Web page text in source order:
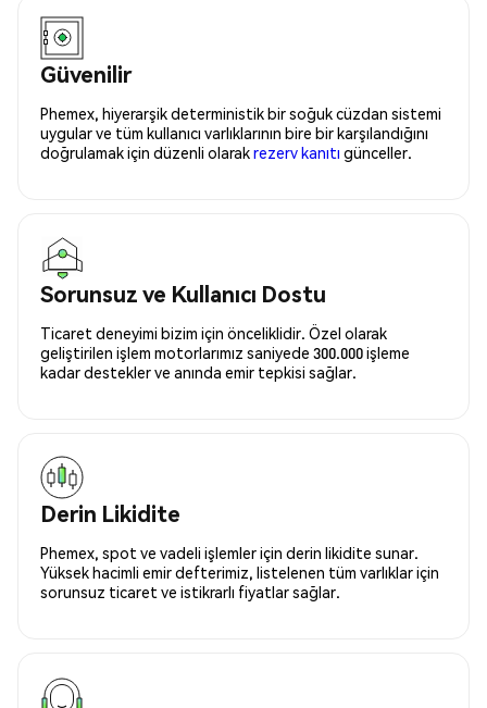
Güvenilir
Phemex, hiyerarşik deterministik bir soğuk cüzdan sistemi
uygular ve tüm kullanıcı varlıklarının bire bir karşılandığını
doğrulamak için düzenli olarakrezerv kanıtı günceller.
Sorunsuz ve Kullanıcı Dostu
Ticaret deneyimi bizim için önceliklidir. Özel olarak
geliştirilen işlem motorlarımız saniyede 300.000 işleme
kadar destekler ve anında emir tepkisi sağlar.
Derin Likidite
Phemex, spot ve vadeli işlemler için derin likidite sunar.
Yüksek hacimli emir defterimiz, listelenen tüm varlıklar için
sorunsuz ticaret ve istikrarlı fiyatlar sağlar.